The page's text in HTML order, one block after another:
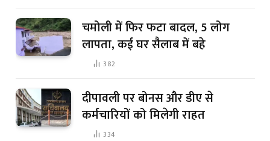
चमोली में फिर फटा बादल, 5 लोग
लापता, कई घर सैलाब में बहे
382
दीपावली पर बोनस और डीए से
कर्मचारियों को मिलेगी राहत
334